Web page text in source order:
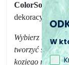
ColorSoap,
dekoracyjnym
Wybierz bazę
tworzyć
koziego mleka w
W